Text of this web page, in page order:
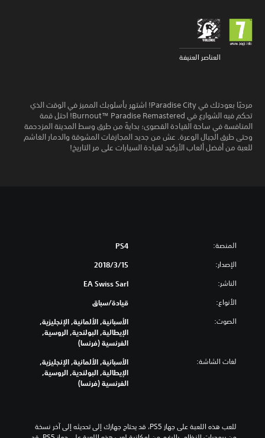
العناصر العنيفة
مرحبًا بعودتك في Paradise City! اشتهر بأسلوبك المميز في الوقت الذي
تحكم فيه الشوارع في Burnout™ Paradise Remastered! احتل قمة
المنافسة في ساحة القيادة القصوى؛ بدايةً من طرق وسط المدينة المزدحمة
وحتى طرق الجبال الوعرة. عش من جديد المجازفات المشوقة والدمار الغاشم
للعبة من أفضل ألعاب الأركيد لقيادة السيارات على مر التاريخ!
المنصة: PS4
الإصدار: 15‏/3‏/2018
الناشر: EA Swiss Sarl
الأنواع: قيادة/سباق
الصوت:
الأسبانية, الألمانية, الإنجليزية,
الإيطالية, البولندية, الروسية,
الفرنسية (فرنسا)
لغات الشاشة:
الأسبانية, الألمانية, الإنجليزية,
الإيطالية, البولندية, الروسية,
الفرنسية (فرنسا)